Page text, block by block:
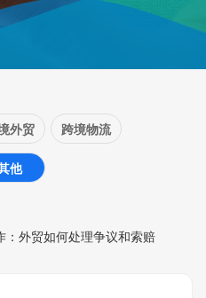
外贸 跨境物流
他
：外贸如何处理争议和索赔